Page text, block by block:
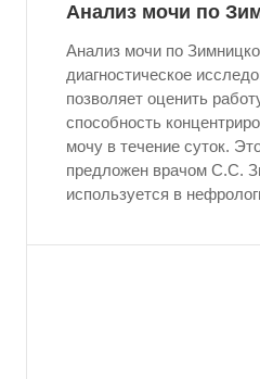
Анализ мочи по
Анализ мочи по
диагностическое
позволяет оценить
способность
мочу в течение суток.
предложен врачом С.С.
используется в